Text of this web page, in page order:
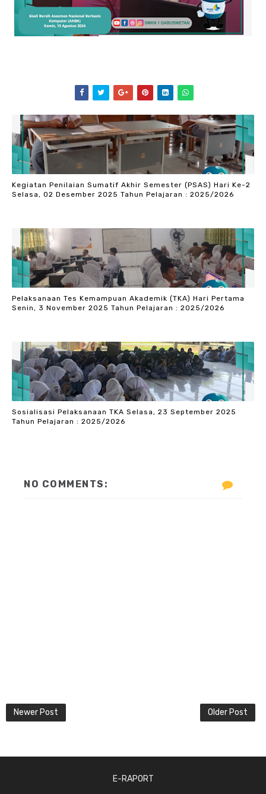
Kegiatan Penilaian Sumatif Akhir Semester (PSAS) Hari Ke-2
Selasa, 02 Desember 2025 Tahun Pelajaran : 2025/2026
Pelaksanaan Tes Kemampuan Akademik (TKA) Hari Pertama
Senin, 3 November 2025 Tahun Pelajaran : 2025/2026
Sosialisasi Pelaksanaan TKA Selasa, 23 September 2025
Tahun Pelajaran : 2025/2026
NO COMMENTS:
Newer Post Older Post
E-RAPORT